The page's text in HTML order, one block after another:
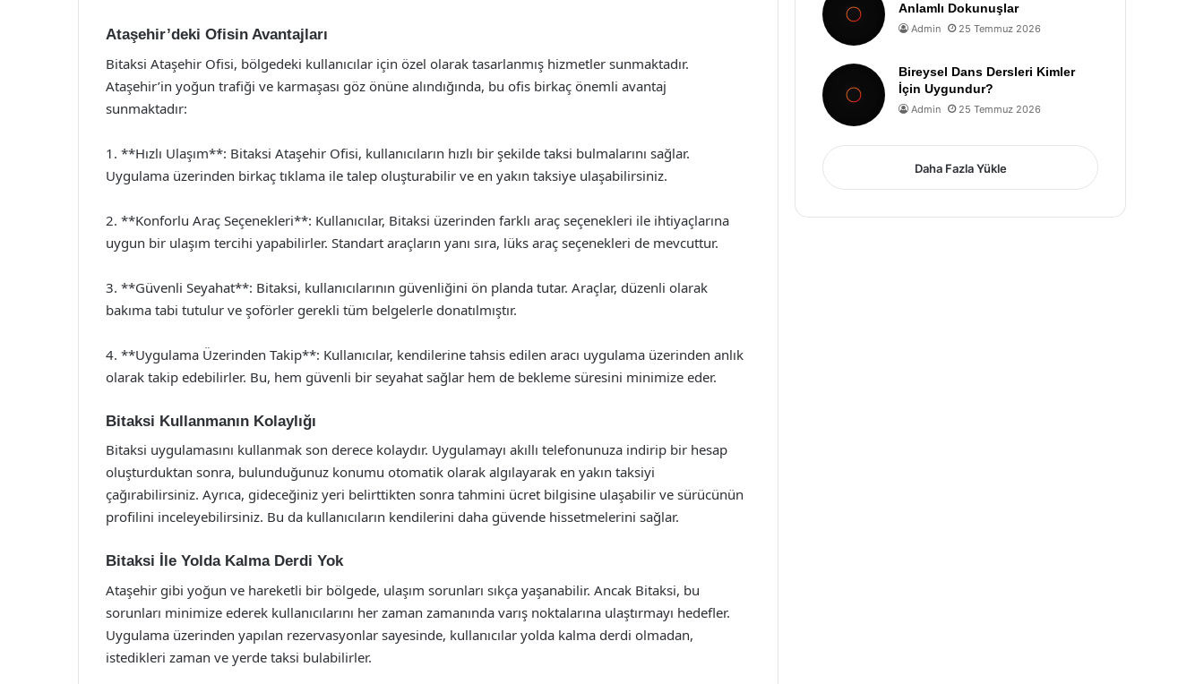
Ataşehir’deki Ofisin Avantajları
Bitaksi Ataşehir Ofisi, bölgedeki kullanıcılar için özel olarak tasarlanmış hizmetler sunmaktadır.
Ataşehir’in yoğun trafiği ve karmaşası göz önüne alındığında, bu ofis birkaç önemli avantaj
sunmaktadır:
1. **Hızlı Ulaşım**: Bitaksi Ataşehir Ofisi, kullanıcıların hızlı bir şekilde taksi bulmalarını sağlar.
Uygulama üzerinden birkaç tıklama ile talep oluşturabilir ve en yakın taksiye ulaşabilirsiniz.
2. **Konforlu Araç Seçenekleri**: Kullanıcılar, Bitaksi üzerinden farklı araç seçenekleri ile ihtiyaçlarına
uygun bir ulaşım tercihi yapabilirler. Standart araçların yanı sıra, lüks araç seçenekleri de mevcuttur.
3. **Güvenli Seyahat**: Bitaksi, kullanıcılarının güvenliğini ön planda tutar. Araçlar, düzenli olarak
bakıma tabi tutulur ve şoförler gerekli tüm belgelerle donatılmıştır.
4. **Uygulama Üzerinden Takip**: Kullanıcılar, kendilerine tahsis edilen aracı uygulama üzerinden anlık
olarak takip edebilirler. Bu, hem güvenli bir seyahat sağlar hem de bekleme süresini minimize eder.
Bitaksi Kullanmanın Kolaylığı
Bitaksi uygulamasını kullanmak son derece kolaydır. Uygulamayı akıllı telefonunuza indirip bir hesap
oluşturduktan sonra, bulunduğunuz konumu otomatik olarak algılayarak en yakın taksiyi
çağırabilirsiniz. Ayrıca, gideceğiniz yeri belirttikten sonra tahmini ücret bilgisine ulaşabilir ve sürücünün
profilini inceleyebilirsiniz. Bu da kullanıcıların kendilerini daha güvende hissetmelerini sağlar.
Bitaksi İle Yolda Kalma Derdi Yok
Ataşehir gibi yoğun ve hareketli bir bölgede, ulaşım sorunları sıkça yaşanabilir. Ancak Bitaksi, bu
sorunları minimize ederek kullanıcılarını her zaman zamanında varış noktalarına ulaştırmayı hedefler.
Uygulama üzerinden yapılan rezervasyonlar sayesinde, kullanıcılar yolda kalma derdi olmadan,
istedikleri zaman ve yerde taksi bulabilirler.
Anlamlı Dokunuşlar
Admin 25 Temmuz 2026
Bireysel Dans Dersleri Kimler
İçin Uygundur?
Admin 25 Temmuz 2026
Daha Fazla Yükle